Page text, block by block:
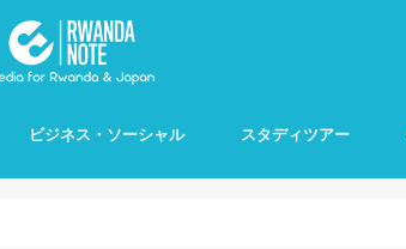
ビジネス・ソーシャル スタディツアー